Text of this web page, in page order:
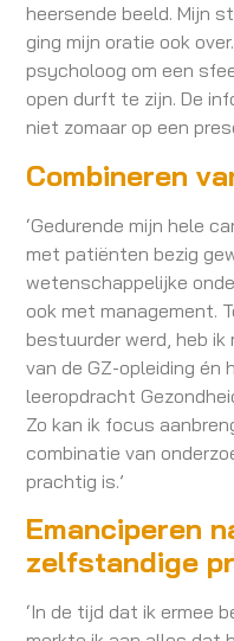
heersende beeld. Mijn
ging mijn oratie ook
psycholoog om een
open durft te zijn. De
niet zomaar op een
Combineren
‘Gedurende mijn hele
met patiënten bezig
wetenschappelijke
ook met management.
bestuurder werd, heb
van de GZ-opleiding én
leeropdracht
Zo kan ik focus
combinatie van
prachtig is.’
Emanciperen
zelfstandige
‘In de tijd dat ik ermee